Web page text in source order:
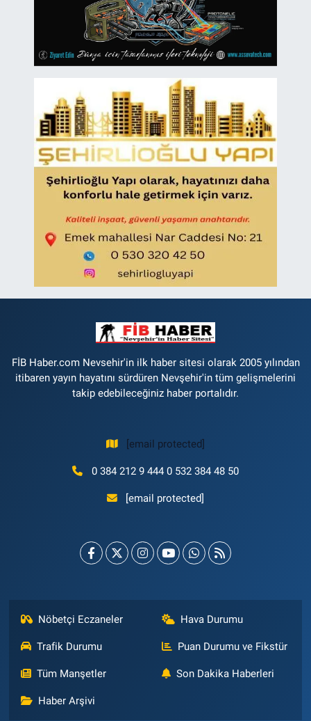
FİB Haber.com Nevsehir'in ilk haber sitesi olarak 2005 yılından
itibaren yayın hayatını sürdüren Nevşehir'in tüm gelişmelerini
takip edebileceğiniz haber portalıdır.
[email protected]
0 384 212 9 444 0 532 384 48 50
[email protected]
Nöbetçi Eczaneler Hava Durumu
Trafik Durumu Puan Durumu ve Fikstür
Tüm Manşetler Son Dakika Haberleri
Haber Arşivi